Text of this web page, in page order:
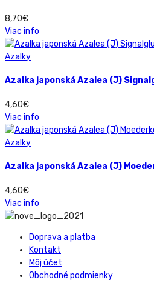
8,70€
Viac info
Azalky
Azalka japonská Azalea (J)
4,60€
Viac info
Azalky
Azalka japonská Azalea (J)
4,60€
Viac info
Doprava a platba
Kontakt
Môj účet
Obchodné podmienky